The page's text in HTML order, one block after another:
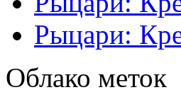
Рыцари:
Облако меток